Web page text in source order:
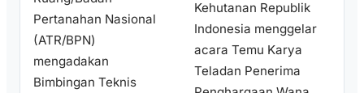
Pertanahan Nasional
(ATR/BPN)
mengadakan
Bimbingan Teknis
Kehutanan Republik
Indonesia menggelar
acara Temu Karya
Teladan Penerima